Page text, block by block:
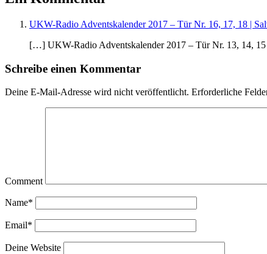
UKW-Radio Adventskalender 2017 – Tür Nr. 16, 17, 18 |
[…] UKW-Radio Adventskalender 2017 – Tür Nr. 13, 14,
Schreibe einen Kommentar
Deine E-Mail-Adresse wird nicht veröffentlicht. Erforderliche
Comment
Name*
Email*
Deine Website